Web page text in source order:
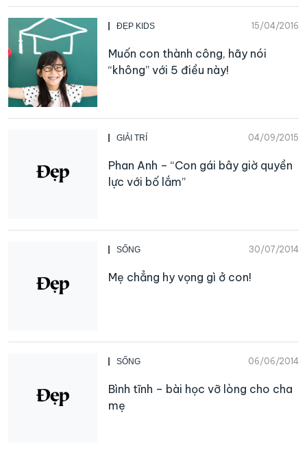
ĐẸP KIDS 15/04/2016
Muốn con thành công, hãy nói
“không” với 5 điều này!
GIẢI TRÍ 04/09/2015
Phan Anh – “Con gái bây giờ quyền
lực với bố lắm”
SỐNG 30/07/2014
Mẹ chẳng hy vọng gì ở con!
SỐNG 06/06/2014
Bình tĩnh – bài học vỡ lòng cho cha
mẹ